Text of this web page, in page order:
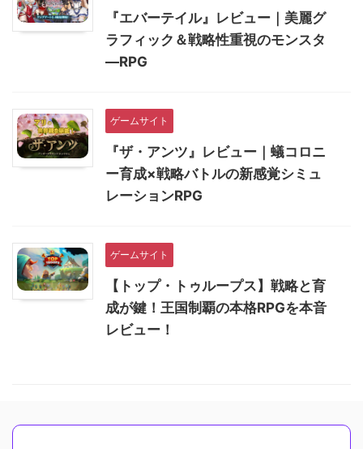
『エバーテイル』レビュー｜美麗グ
ラフィック＆戦略性重視のモンスタ
―RPG
ゲームサイト
『ザ・アンツ』レビュー｜蟻コロニ
ー育成×戦略バトルの新感覚シミュ
レーションRPG
ゲームサイト
【トップ・トゥループス】戦略と育
成が鍵！王国制覇の本格RPGを本音
レビュー！